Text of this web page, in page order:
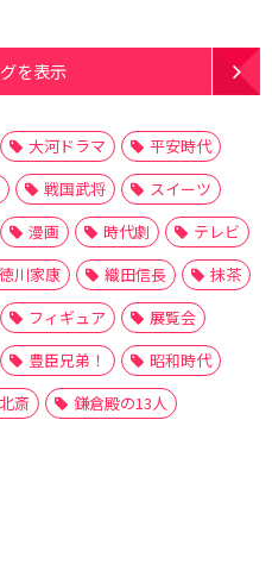
を表示
大河ドラマ
平安時代
戦国武将
スイーツ
漫画 時代劇
テレビ
徳川家康 織田信長
抹茶
フィギュア
展覧会
豊臣兄弟！
昭和時代
斎 鎌倉殿の13人